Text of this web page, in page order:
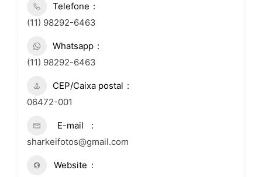
Telefone
(11) 98292-6463
Whatsapp
(11) 98292-6463
CEP/Caixa postal
06472-001
E-mail
sharkeifotos@gmail.com
Website